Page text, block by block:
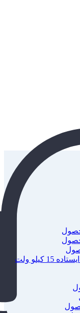
استابلایزر تکفاز سروو موتوری ایستاده 15 کیلو ولت